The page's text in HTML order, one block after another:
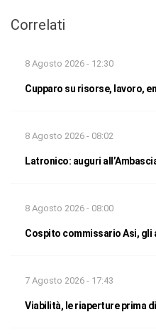
Correlati
8 Agosto 2026 - 12:30
Cupparo su risorse, lavoro,
8 Agosto 2026 - 08:02
Latronico: auguri
8 Agosto 2026 - 08:00
Cospito commissario Asi, gli
7 Agosto 2026 - 17:43
Viabilità, le riaperture prima